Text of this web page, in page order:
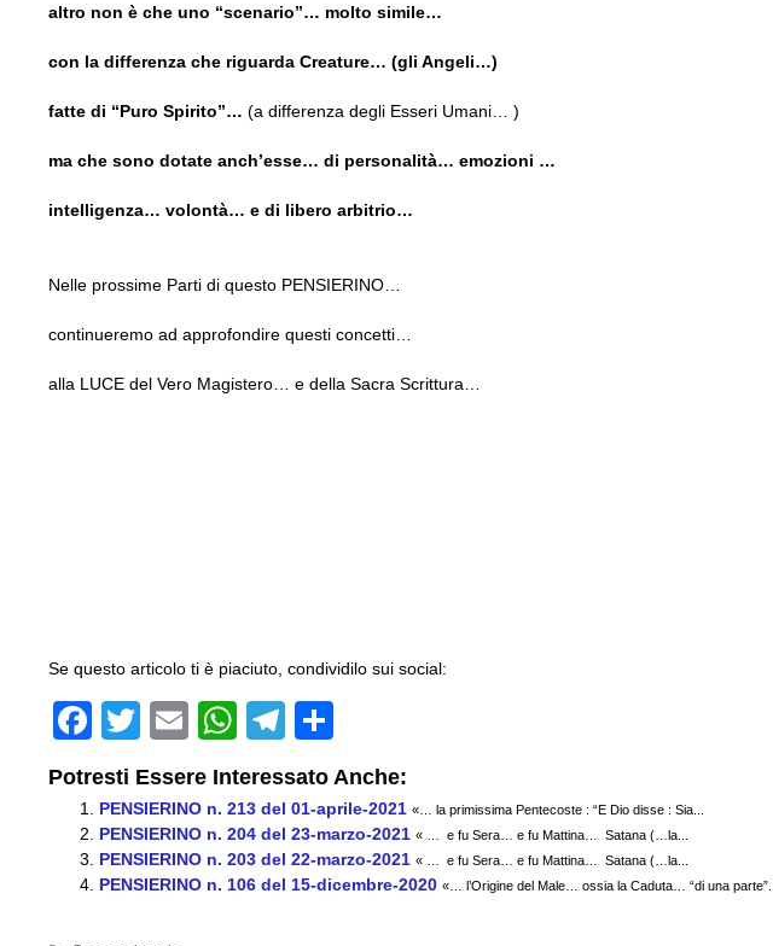
altro non è che uno “scenario”… molto simile…
con la differenza che riguarda Creature… (gli Angeli…)
fatte di “Puro Spirito”… (a differenza degli Esseri Umani… )
ma che sono dotate anch’esse… di personalità… emozioni …
intelligenza… volontà… e di libero arbitrio…
Nelle prossime Parti di questo PENSIERINO…
continueremo ad approfondire questi concetti…
alla LUCE del Vero Magistero… e della Sacra Scrittura…
Se questo articolo ti è piaciuto, condividilo sui social:
F
c
e
b
T
wi
tt
er
E
m
ail
W
at
s
A
T
el
e
gr
a
o
n
di
vi
Potresti Essere Interessato Anche:
PENSIERINO n. 213 del 01-aprile-2021 «… la primissima Pentecoste : “E Dio disse : Sia...
PENSIERINO n. 204 del 23-marzo-2021 « … e fu Sera… e fu Mattina… Satana (…la...
PENSIERINO n. 203 del 22-marzo-2021 « … e fu Sera… e fu Mattina… Satana (…la...
PENSIERINO n. 106 del 15-dicembre-2020 «… l’Origine del Male… ossia la Caduta… “di una parte”...